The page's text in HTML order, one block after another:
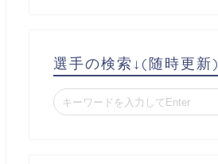
選手の検索↓(随時更新)